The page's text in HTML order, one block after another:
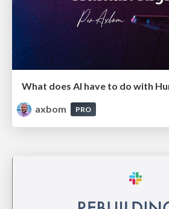
What does AI have to do with
axbom
PRO